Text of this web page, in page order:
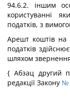
94.6.2. іншим
користуванні
податків, з
Арешт коштів на
податків
шляхом
{ Абзац другий
редакції Закону №